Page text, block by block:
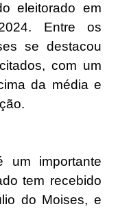
eleitorado em
Entre os
se destacou
com um
da média e
um importante
tem recebido
do Moises, e